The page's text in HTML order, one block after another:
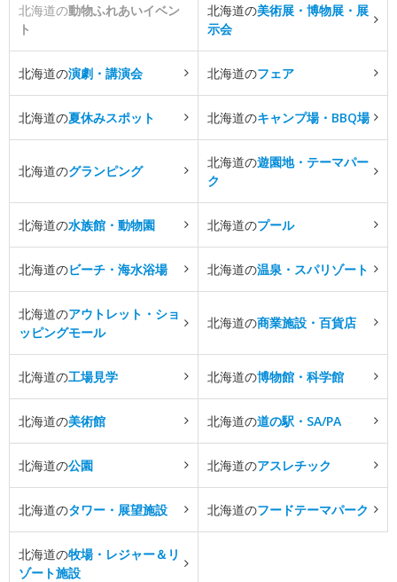
北海道の動物ふれあいイベン
ト
北海道の美術展・博物展・展
示会
北海道の演劇・講演会 北海道のフェア
北海道の夏休みスポット 北海道のキャンプ場・BBQ場
北海道のグランピング
北海道の遊園地・テーマパー
ク
北海道の水族館・動物園 北海道のプール
北海道のビーチ・海水浴場 北海道の温泉・スパリゾート
北海道のアウトレット・ショ
ッピングモール
北海道の商業施設・百貨店
北海道の工場見学 北海道の博物館・科学館
北海道の美術館 北海道の道の駅・SA/PA
北海道の公園 北海道のアスレチック
北海道のタワー・展望施設 北海道のフードテーマパーク
北海道の牧場・レジャー＆リ
ゾート施設